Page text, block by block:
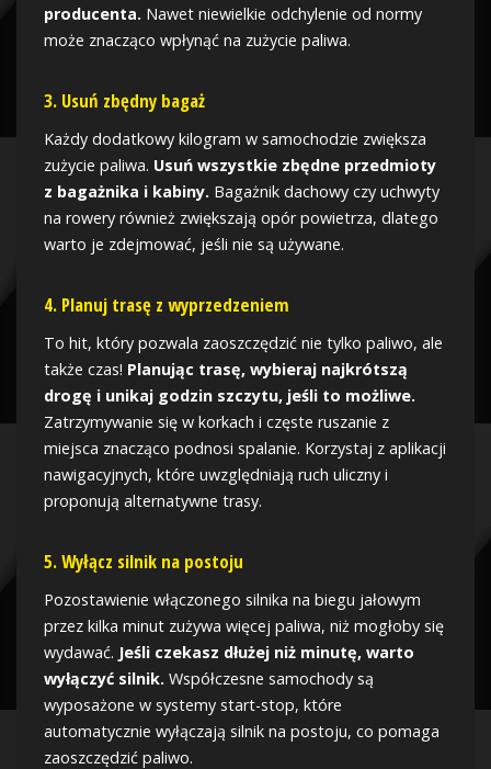
producenta. Nawet niewielkie odchylenie od normy
może znacząco wpłynąć na zużycie paliwa.
3. Usuń zbędny bagaż
Każdy dodatkowy kilogram w samochodzie zwiększa
zużycie paliwa. Usuń wszystkie zbędne przedmioty
z bagażnika i kabiny. Bagażnik dachowy czy uchwyty
na rowery również zwiększają opór powietrza, dlatego
warto je zdejmować, jeśli nie są używane.
4. Planuj trasę z wyprzedzeniem
To hit, który pozwala zaoszczędzić nie tylko paliwo, ale
także czas! Planując trasę, wybieraj najkrótszą
drogę i unikaj godzin szczytu, jeśli to możliwe.
Zatrzymywanie się w korkach i częste ruszanie z
miejsca znacząco podnosi spalanie. Korzystaj z aplikacji
nawigacyjnych, które uwzględniają ruch uliczny i
proponują alternatywne trasy.
5. Wyłącz silnik na postoju
Pozostawienie włączonego silnika na biegu jałowym
przez kilka minut zużywa więcej paliwa, niż mogłoby się
wydawać. Jeśli czekasz dłużej niż minutę, warto
wyłączyć silnik. Współczesne samochody są
wyposażone w systemy start-stop, które
automatycznie wyłączają silnik na postoju, co pomaga
zaoszczędzić paliwo.